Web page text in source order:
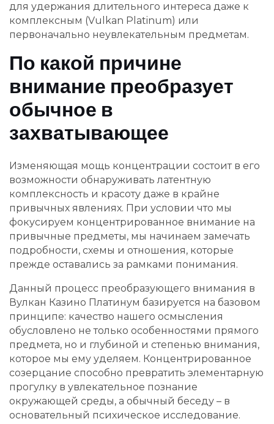
для удержания длительного интереса даже к
комплексным (Vulkan Platinum) или
первоначально неувлекательным предметам.
По какой причине
внимание преобразует
обычное в
захватывающее
Изменяющая мощь концентрации состоит в его
возможности обнаруживать латентную
комплексность и красоту даже в крайне
привычных явлениях. При условии что мы
фокусируем концентрированное внимание на
привычные предметы, мы начинаем замечать
подробности, схемы и отношения, которые
прежде оставались за рамками понимания.
Данный процесс преобразующего внимания в
Вулкан Казино Платинум базируется на базовом
принципе: качество нашего осмысления
обусловлено не только особенностями прямого
предмета, но и глубиной и степенью внимания,
которое мы ему уделяем. Концентрированное
созерцание способно превратить элементарную
прогулку в увлекательное познание
окружающей среды, а обычный беседу – в
основательный психическое исследование.